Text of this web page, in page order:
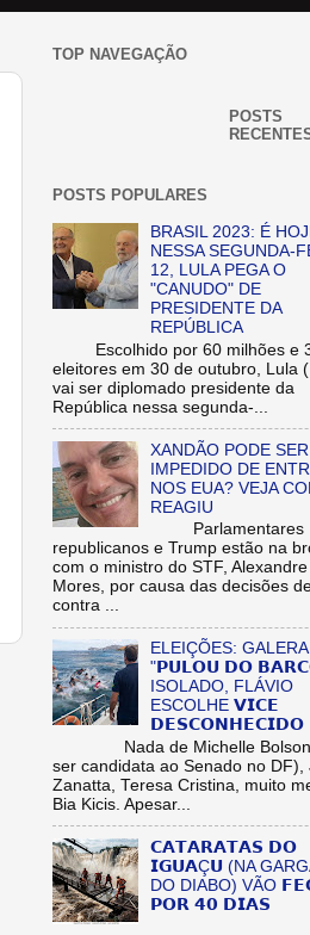
TOP NAVEGAÇÃO
POSTS
POSTS POPULARES
BRASIL 2023: É
NESSA SEGUNDA-
12, LULA PEGA O
"CANUDO" DE
PRESIDENTE DA
REPÚBLICA
Escolhido por 60 milhões e
eleitores em 30 de outubro, Lula
vai ser diplomado presidente da
República nessa segunda-...
XANDÃO PODE SER
IMPEDIDO DE
NOS EUA? VEJA
REAGIU
Parlamentares
republicanos e Trump estão na
com o ministro do STF,
Mores, por causa das decisões
contra ...
ELEIÇÕES: GALERA
"𝗣𝗨𝗟𝗢𝗨 𝗗𝗢
ISOLADO, FLÁVIO
ESCOLHE 𝗩𝗜𝗖𝗘
𝗗𝗘𝗦𝗖𝗢𝗡𝗛𝗘𝗖𝗜𝗗𝗢
Nada de Michelle
ser candidata ao Senado no DF),
Zanatta, Teresa Cristina, muito
Bia Kicis. Apesar...
𝗖𝗔𝗧𝗔𝗥𝗔𝗧𝗔𝗦 𝗗𝗢
𝗜𝗚𝗨𝗔Ç𝗨 (NA
DO DIABO) VÃO
𝗣𝗢𝗥 𝟰𝟬 𝗗𝗜𝗔𝗦